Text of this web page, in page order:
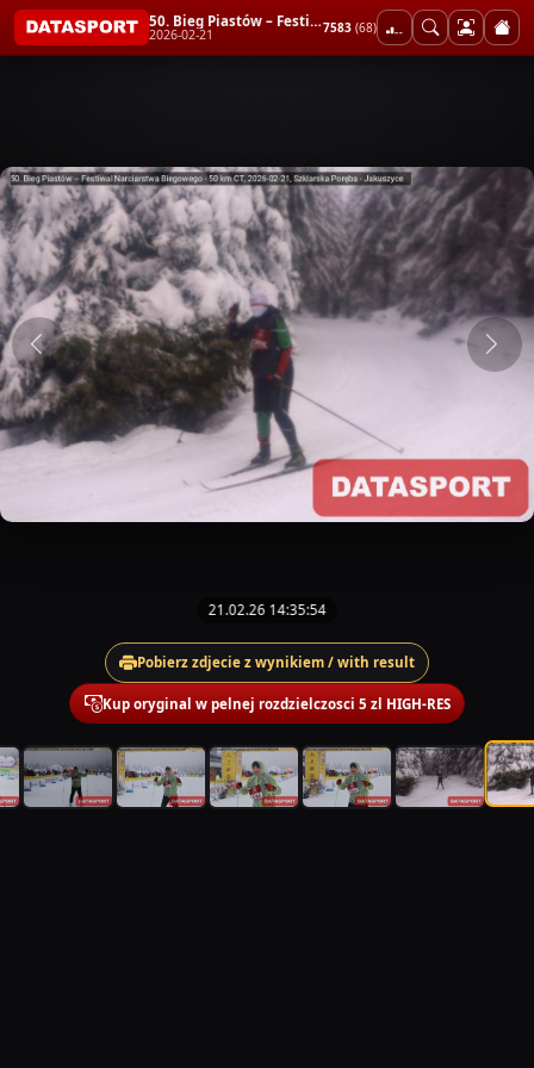
50. Bieg Piastów – Festiwal Narciarstwa Biegowego - 50 km CT
2026-02-21 7583 (68)
21.02.26 14:35:54
Pobierz zdjecie z wynikiem / with result
Kup oryginal w pelnej rozdzielczosci 5 zl HIGH-RES